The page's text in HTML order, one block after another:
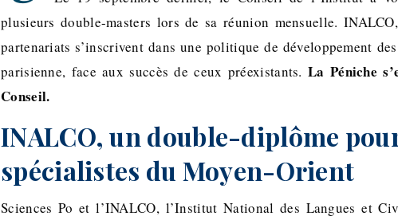
plusieurs double-masters lors de sa réunion mensuelle.
partenariats s’inscrivent dans une politique de développement
parisienne, face aux succès de ceux préexistants.La Péniche
Conseil.
INALCO, un double-diplôme
spécialistes du Moyen-Orient
Sciences Po et l’INALCO, l’Institut National des Langues et